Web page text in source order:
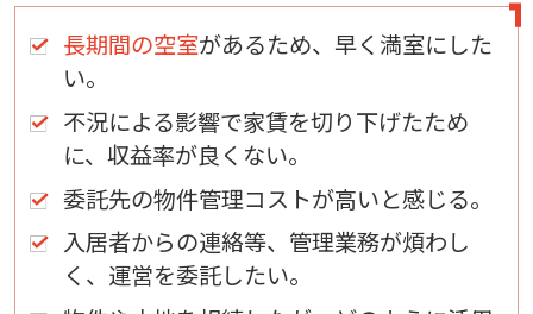
長期間の空室があるため、早く満室にした
い。
不況による影響で家賃を切り下げたため
に、収益率が良くない。
委託先の物件管理コストが高いと感じる。
入居者からの連絡等、管理業務が煩わし
く、運営を委託したい。